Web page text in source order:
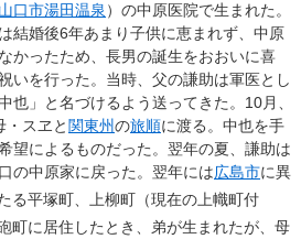
山口市湯田温泉）の中原医院で生まれた。
結婚後6年あまり子供に恵まれず、中原
かったため、長男の誕生をおおいに喜
いを行った。当時、父の謙助は軍医とし
也」と名づけるよう送ってきた。10月、
・スヱと 関東州の旅順に渡る。中也を手
望によるものだった。翌年の夏、謙助は
の中原家に戻った。翌年には広島市に異
る平塚町、上柳町（現在の上幟町付
町に居住したとき、弟が生まれたが、母